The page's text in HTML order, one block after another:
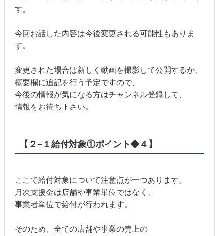
す。
今回お話した内容は今後変更される可能性もありま
す。
変更された場合は新しく動画を撮影して公開するか、
概要欄に追記を行う予定ですので、
今後の情報が気になる方はチャンネル登録して、
情報をお待ち下さい。
【２−１給付対象①ポイント◆４】
ここで給付対象について注意点が一つあります。
月次支援金は店舗や事業単位ではなく、
事業者単位で給付が行われます。
そのため、全ての店舗や事業の売上の